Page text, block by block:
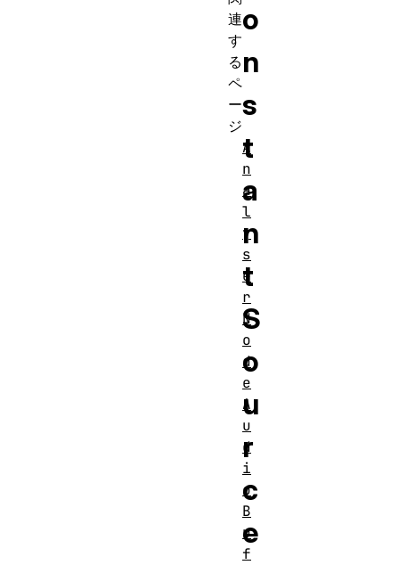
o
n
s
t
a
n
t
S
o
u
r
c
e
連
す
る
ペ
ー
ジ
A
n
a
l
y
s
e
r
N
o
d
e
A
u
d
i
o
B
u
f